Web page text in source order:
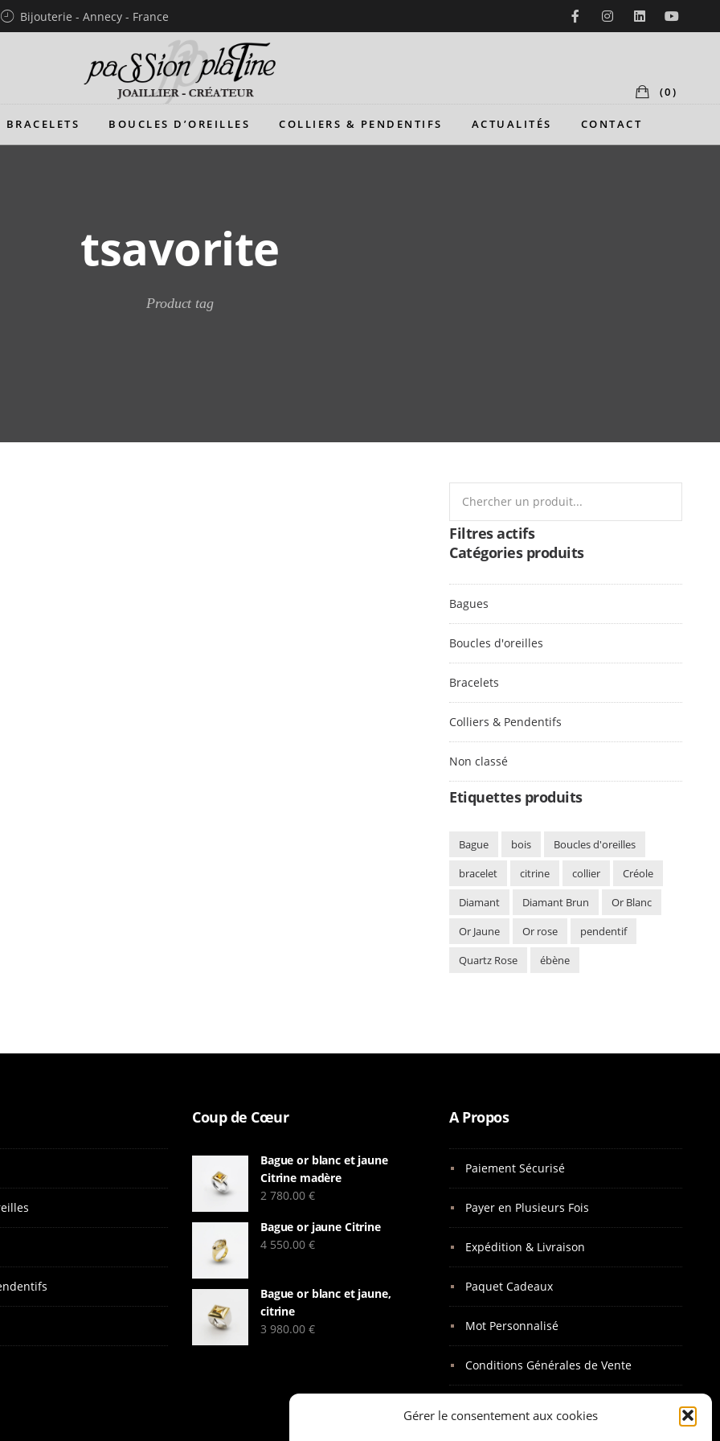
Gérer le consentement aux cookies
Bijouterie - Annecy - France
BRACELETS BOUCLES D’OREILLES COLLIERS & PENDENTIFS ACTUALITÉS CONTACT
(0)
tsavorite
Product tag
for:
Filtres actifs
Catégories produits
Bagues
Boucles d'oreilles
Bracelets
Colliers & Pendentifs
Non classé
Etiquettes produits
Bague bois
Boucles d'oreilles
bracelet
citrine collier
Créole
Diamant
Diamant Brun
Or Blanc
Or Jaune
Or rose
pendentif
Quartz Rose
ébène
Coup de Cœur
Bague or blanc et jaune
Citrine madère
2 780.00 €
Bague or jaune Citrine
4 550.00 €
Bague or blanc et jaune,
citrine
3 980.00 €
A Propos
Paiement Sécurisé
Payer en Plusieurs Fois
Expédition & Livraison
Paquet Cadeaux
Mot Personnalisé
Conditions Générales de Vente